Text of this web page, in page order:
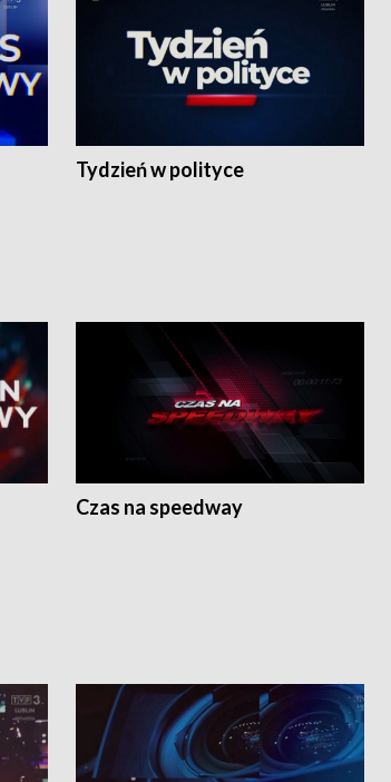
Tydzień w polityce
Czas na speedway